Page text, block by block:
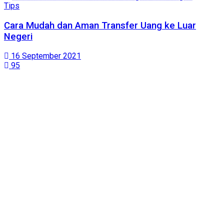
Tips
Cara Mudah dan Aman Transfer Uang ke Luar
Negeri
16 September 2021
95